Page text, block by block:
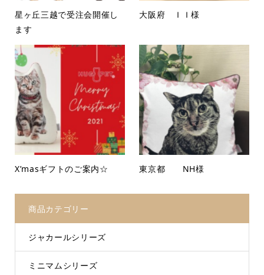
星ヶ丘三越で受注会開催し
ます
大阪府 ＩＩ様
X’masギフトのご案内☆ 東京都 NH様
商品カテゴリー
ジャカールシリーズ
ミニマムシリーズ